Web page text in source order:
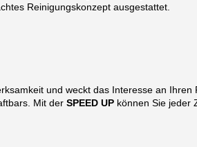
Reinigungskonzept ausgestattet.
und weckt das Interesse an Ihren
Mit der SPEED UP können Sie jeder